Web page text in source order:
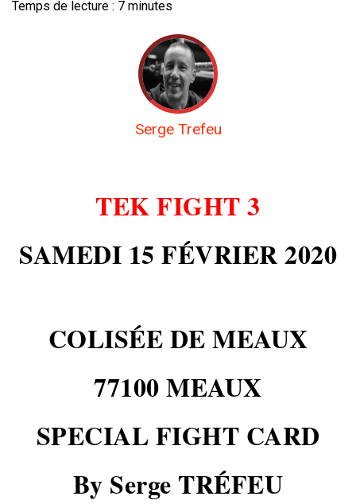
Temps de lecture : 7 minutes
Serge Trefeu
TEK FIGHT 3
SAMEDI 15 FÉVRIER 2020
COLISÉE DE MEAUX
77100 MEAUX
SPECIAL FIGHT CARD
By Serge TRÉFEU